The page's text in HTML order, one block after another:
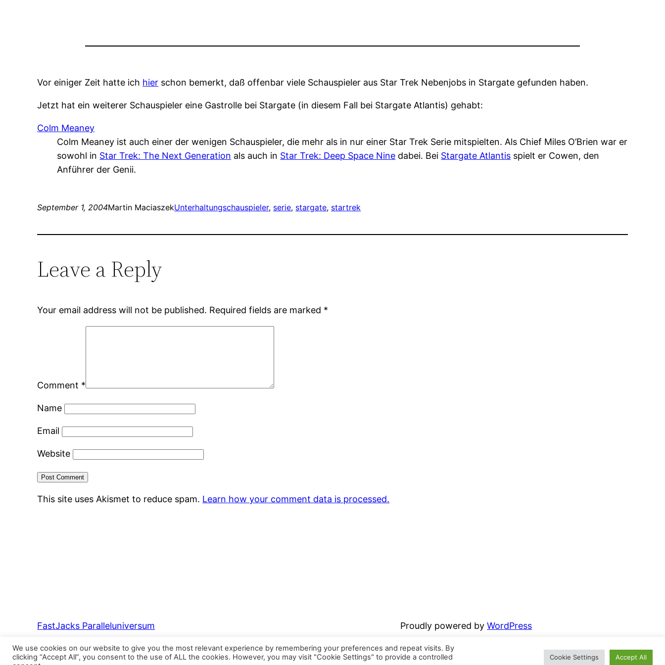
Vor einiger Zeit hatte ich hier schon bemerkt, daß offenbar viele Schauspieler aus Star Trek Nebenjobs in Stargate gefunden haben.
Jetzt hat ein weiterer Schauspieler eine Gastrolle bei Stargate (in diesem Fall bei Stargate Atlantis) gehabt:
Colm Meaney
Colm Meaney ist auch einer der wenigen Schauspieler, die mehr als in nur einer Star Trek Serie mitspielten. Als Chief Miles O’Brien war er
sowohl in Star Trek: The Next Generation als auch in Star Trek: Deep Space Nine dabei. Bei Stargate Atlantis spielt er Cowen, den
Anführer der Genii.
September 1, 2004Martin MaciaszekUnterhaltungschauspieler, serie, stargate, startrek
Leave a Reply
Your email address will not be published. Required fields are marked *
Comment *
Name
Email
Website
This site uses Akismet to reduce spam. Learn how your comment data is processed.
FastJacks Paralleluniversum Proudly powered byWordPress
We use cookies on our website to give you the most relevant experience by remembering your preferences and repeat visits. By
clicking “Accept All”, you consent to the use of ALL the cookies. However, you may visit "Cookie Settings" to provide a controlled
Cookie Settings Accept All